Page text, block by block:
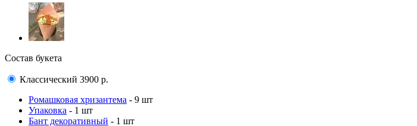
Состав букета
Классический 3900 р.
Ромашковая хризантема - 9 шт
Упаковка - 1 шт
Бант декоративный - 1 шт